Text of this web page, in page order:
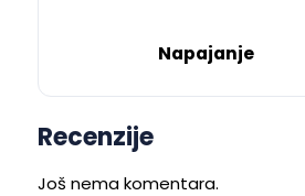
Napajanje
Recenzije
Još nema komentara.